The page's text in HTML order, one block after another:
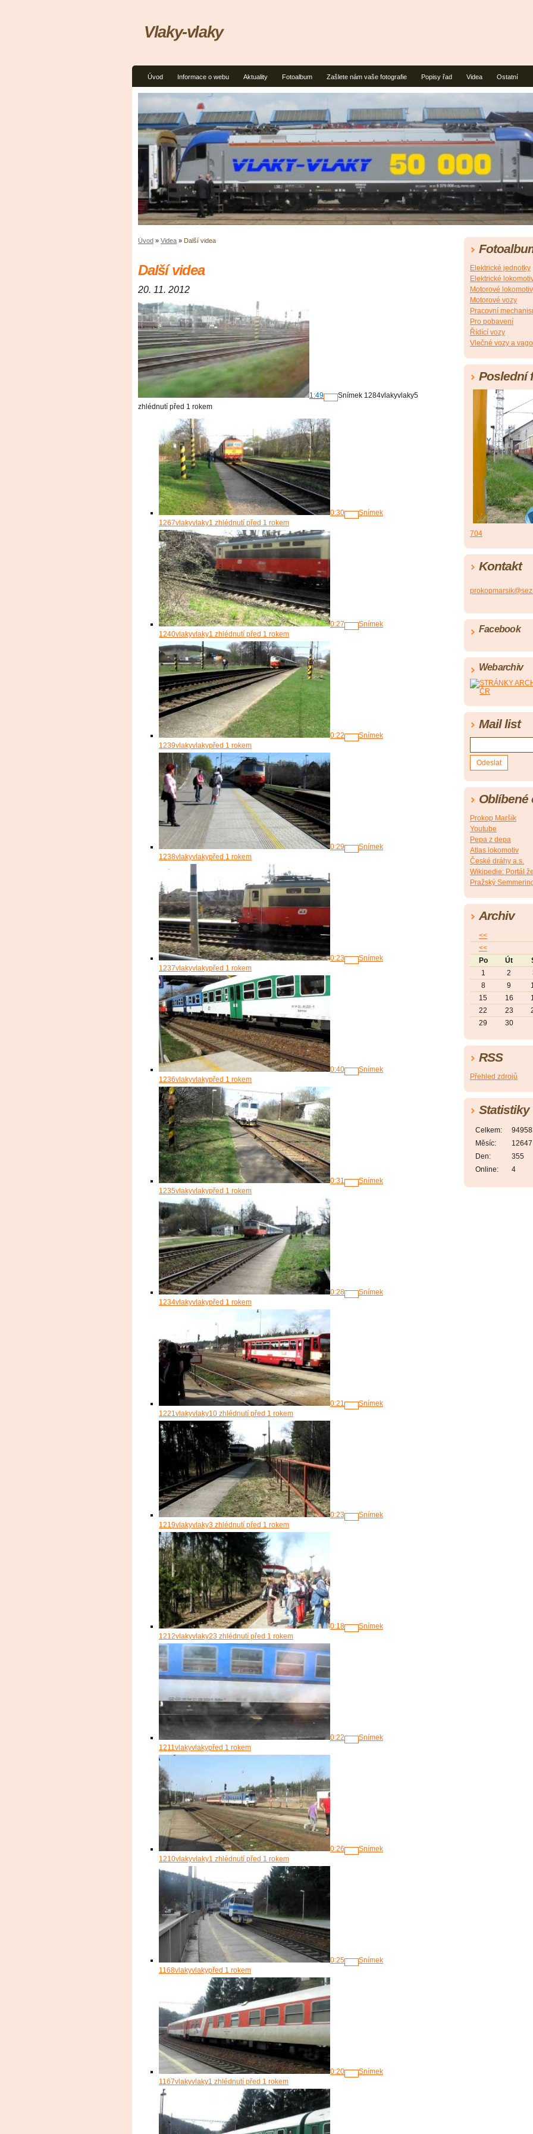
Úvod Informace o webu Aktuality Fotoalbum Zašlete nám vaše fotografie Popisy řad Videa Ostatní
Vlaky-vlaky
Úvod » Videa » Další videa
Další videa
20. 11. 2012
1:49 Snímek 1284vlakyvlaky5
zhlédnutí před 1 rokem
0:30
Snímek
1267vlakyvlaky1 zhlédnutí před 1 rokem
0:27
Snímek
1240vlakyvlaky1 zhlédnutí před 1 rokem
0:22
Snímek
1239vlakyvlakypřed 1 rokem
0:29
Snímek
1238vlakyvlakypřed 1 rokem
0:23
Snímek
1237vlakyvlakypřed 1 rokem
0:40
Snímek
1236vlakyvlakypřed 1 rokem
0:31
Snímek
1235vlakyvlakypřed 1 rokem
0:28
Snímek
1234vlakyvlakypřed 1 rokem
0:21
Snímek
1221vlakyvlaky10 zhlédnutí před 1 rokem
0:23
Snímek
1219vlakyvlaky3 zhlédnutí před 1 rokem
0:18
Snímek
1212vlakyvlaky23 zhlédnutí před 1 rokem
0:22
Snímek
1211vlakyvlakypřed 1 rokem
0:26
Snímek
1210vlakyvlaky1 zhlédnutí před 1 rokem
0:25
Snímek
1168vlakyvlakypřed 1 rokem
0:20
Snímek
1167vlakyvlaky1 zhlédnutí před 1 rokem
Elektrické jednotky
Elektrické
Motorové
Motorové vozy
Pracovní
Pro pobavení
Řídící vozy
Vlečné vozy a
Poslední
704
Kontakt
Facebook
Webarchiv
Mail list
Oblíbené
Prokop Maršík
Youtube
Pepa z depa
Atlas lokomotiv
České dráhy a.s.
Wikipedie: Portál
Pražský
Archiv
<<
<<
Po
Út
1
2
8
9
15
16
22
23
29
30
RSS
Přehled zdrojů
Statistiky
Online: 4
Celkem:
Měsíc:
12647
Den:
355